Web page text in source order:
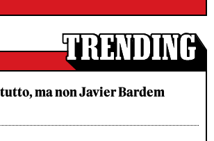
ma non Javier Bardem